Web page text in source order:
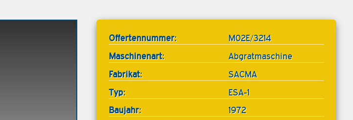
Offertennummer:
M02E/3214
Maschinenart:
Abgratmaschine
Fabrikat:
SACMA
Typ:
ESA-1
Baujahr:
1972